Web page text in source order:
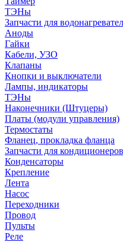
ТЭНы
Запчасти для
Аноды
Гайки
Кабели, УЗО
Клапаны
Кнопки и выключатели
Лампы, индикаторы
ТЭНы
Наконечники (Штуцеры)
Платы (модули управления)
Термостаты
Фланец, прокладка фланца
Запчасти для кондиционеров
Конденсаторы
Крепление
Лента
Насос
Переходники
Провод
Пульты
Реле